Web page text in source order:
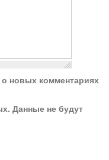
новых комментариях
Данные не будут